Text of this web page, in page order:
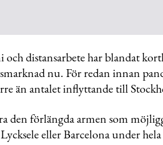
och distansarbete har blandat
nu. För redan innan
än antalet inflyttande till
den förlängda armen som
eller Barcelona under